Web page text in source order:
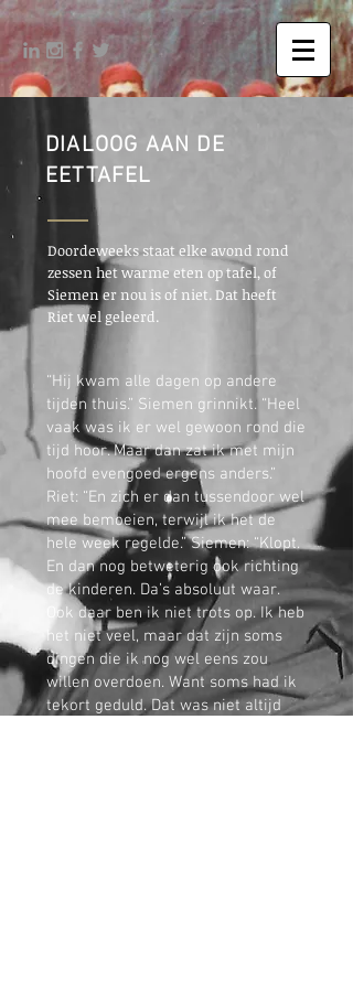
DIALOOG AAN DE
EETTAFEL
Doordeweeks staat elke avond rond
zessen het warme eten op tafel, of
Siemen er nou is of niet. Dat heeft
Riet wel geleerd.
“Hij kwam alle dagen op andere
tijden thuis.” Siemen grinnikt. “Heel
vaak was ik er wel gewoon rond die
tijd hoor. Maar dan zat ik met mijn
hoofd evengoed ergens anders.”
Riet: “En zich er dan tussendoor wel
mee bemoeien, terwijl ik het de
hele week regelde.” Siemen: “Klopt.
En dan nog betweterig ook richting
de kinderen. Da’s absoluut waar.
Ook daar ben ik niet trots op. Ik heb
het niet veel, maar dat zijn soms
dingen die ik nog wel eens zou
willen overdoen. Want soms had ik
tekort geduld. Dat was niet altijd